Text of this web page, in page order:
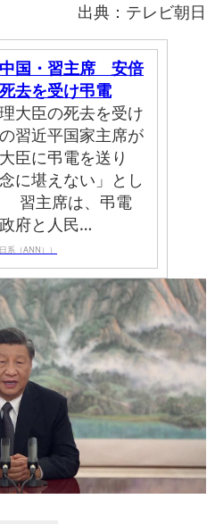
出典：テレビ朝日
中国・習主席 安倍
去を受け弔電
大臣の死去を受け
習近平国家主席が
臣に弔電を送り
に堪えない」とし
習主席は、弔電
府と人民…
系（ANN））